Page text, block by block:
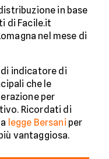
in base
di Facile.it
nel mese di
di indicatore di
che le
per
Ricordati di
legge Bersani per
vantaggiosa.